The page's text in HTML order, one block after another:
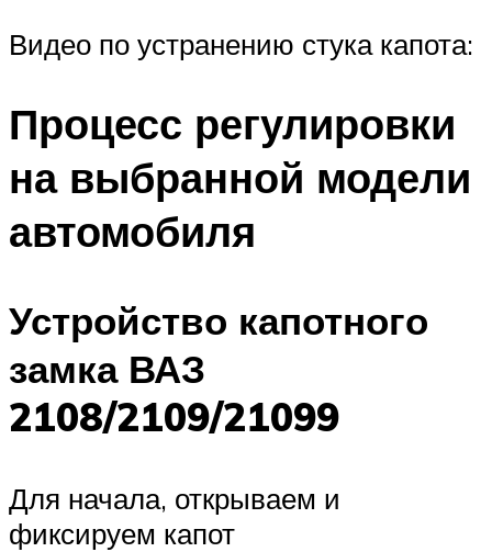
Видео по устранению стука капота:
Процесс регулировки
на выбранной модели
автомобиля
Устройство капотного
замка ВАЗ
2108/2109/21099
Для начала, открываем и
фиксируем капот